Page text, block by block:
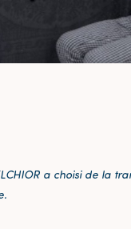
a choisi de la